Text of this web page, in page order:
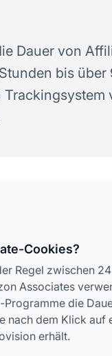
Dauer von
bis über
Cookies?
Regel zwischen
Associates
die
nach dem Klick
erhält.